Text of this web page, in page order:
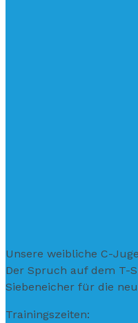
Unsere weibliche C-
Der Spruch auf dem T-
Siebeneicher für die
Trainingszeiten: